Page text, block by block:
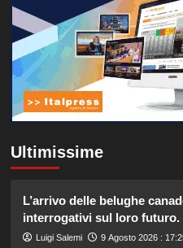
Ultimissime
L’arrivo delle belughe
interrogativi sul loro futuro.
Luigi Salemi 9 Agosto 2026 :